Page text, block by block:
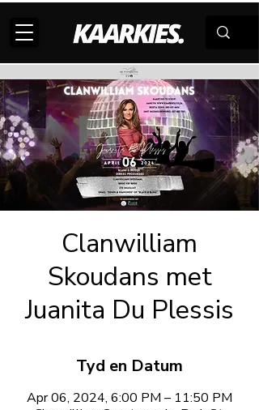
Clanwilliam
Skoudans met
Juanita Du Plessis
Tyd en Datum
Apr 06, 2024, 6:00 PM – 11:50 PM